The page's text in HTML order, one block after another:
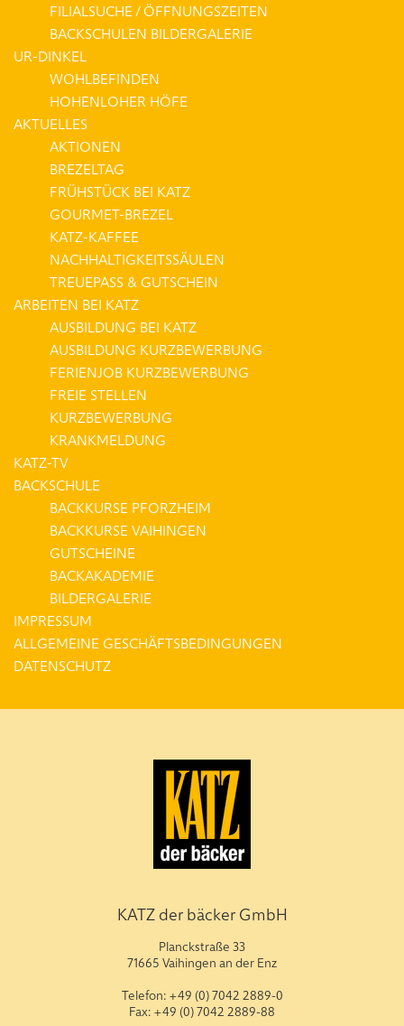
FILIALSUCHE / ÖFFNUNGSZEITEN
BACKSCHULEN BILDERGALERIE
UR-DINKEL
WOHLBEFINDEN
HOHENLOHER HÖFE
AKTUELLES
AKTIONEN
BREZELTAG
FRÜHSTÜCK BEI KATZ
GOURMET-BREZEL
KATZ-KAFFEE
NACHHALTIGKEITSSÄULEN
TREUEPASS & GUTSCHEIN
ARBEITEN BEI KATZ
AUSBILDUNG BEI KATZ
AUSBILDUNG KURZBEWERBUNG
FERIENJOB KURZBEWERBUNG
FREIE STELLEN
KURZBEWERBUNG
KRANKMELDUNG
KATZ-TV
BACKSCHULE
BACKKURSE PFORZHEIM
BACKKURSE VAIHINGEN
GUTSCHEINE
BACKAKADEMIE
BILDERGALERIE
IMPRESSUM
ALLGEMEINE GESCHÄFTSBEDINGUNGEN
DATENSCHUTZ
KATZ der bäcker GmbH
Planckstraße 33
71665 Vaihingen an der Enz
Telefon: +49 (0) 7042 2889-0
Fax: +49 (0) 7042 2889-88